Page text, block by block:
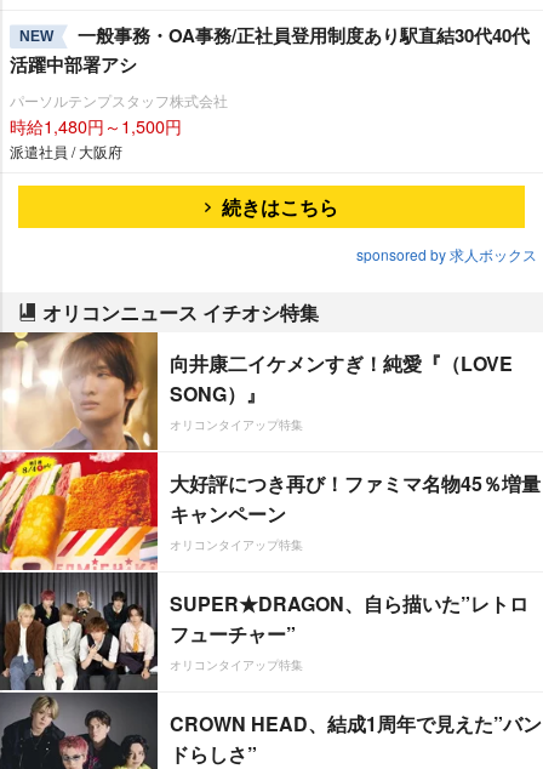
NEW
一般事務・OA事務/正社員登用制度あり駅直結30代40代
活躍中部署アシ
パーソルテンプスタッフ株式会社
時給1,480円～1,500円
派遣社員 / 大阪府
続きはこちら
sponsored by 求人ボックス
オリコンニュース イチオシ特集
向井康二イケメンすぎ！純愛『（LOVE
SONG）』
オリコンタイアップ特集
大好評につき再び！ファミマ名物45％増量
キャンペーン
オリコンタイアップ特集
SUPER★DRAGON、自ら描いた”レトロ
フューチャー”
オリコンタイアップ特集
CROWN HEAD、結成1周年で見えた”バン
ドらしさ”